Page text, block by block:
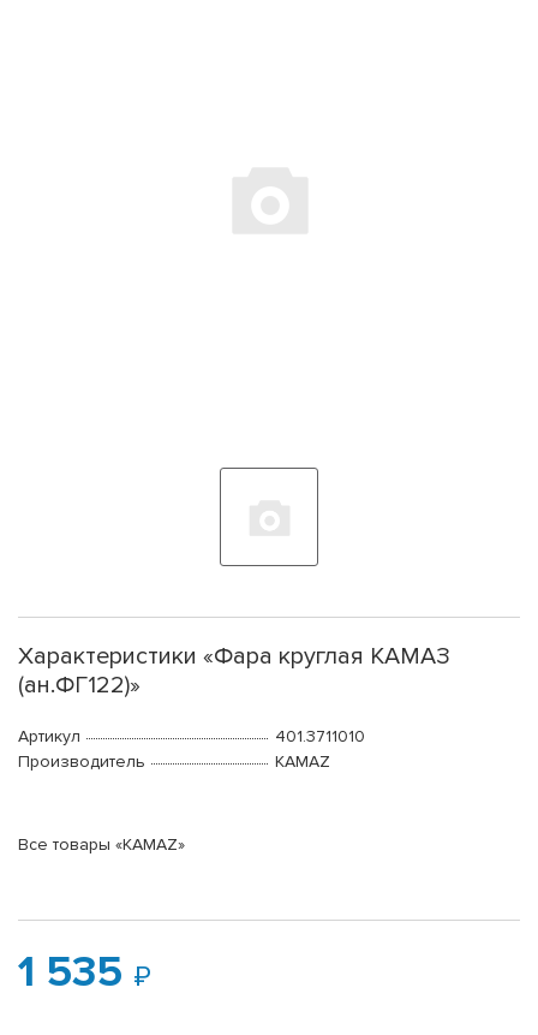
Характеристики «Фара круглая КАМАЗ
(ан.ФГ122)»
Артикул
401.3711010
Производитель
KAMAZ
Все товары «KAMAZ»
1 535